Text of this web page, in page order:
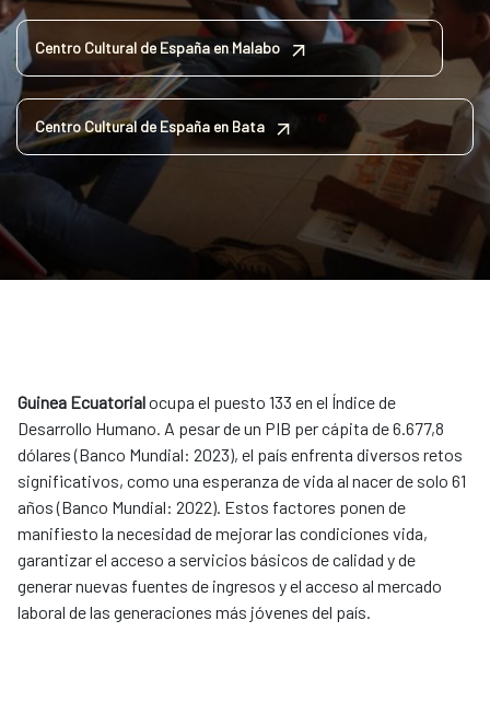
Centro Cultural de España en Malabo
Centro Cultural de España en Bata
Guinea Ecuatorialocupa el puesto 133 en el Índice de
Desarrollo Humano. A pesar de un PIB per cápita de 6.677,8
dólares (Banco Mundial: 2023), el país enfrenta diversos retos
significativos, como una esperanza de vida al nacer de solo 61
años (Banco Mundial: 2022). Estos factores ponen de
manifiesto la necesidad de mejorar las condiciones vida,
garantizar el acceso a servicios básicos de calidad y de
generar nuevas fuentes de ingresos y el acceso al mercado
laboral de las generaciones más jóvenes del país.